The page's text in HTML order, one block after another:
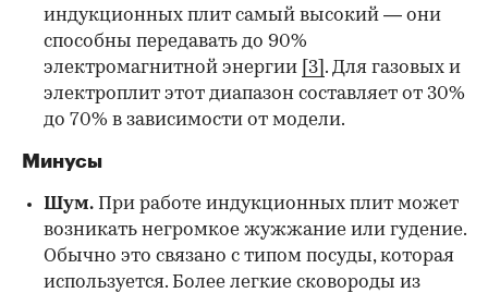
индукционных плит самый высокий — они
способны передавать до 90%
электромагнитной энергии
[3] . Для газовых и
электроплит этот диапазон составляет от 30%
до 70% в зависимости от модели.
Минусы
Шум. При работе индукционных плит может
возникать негромкое жужжание или гудение.
Обычно это связано с типом посуды, которая
используется. Более легкие сковороды из